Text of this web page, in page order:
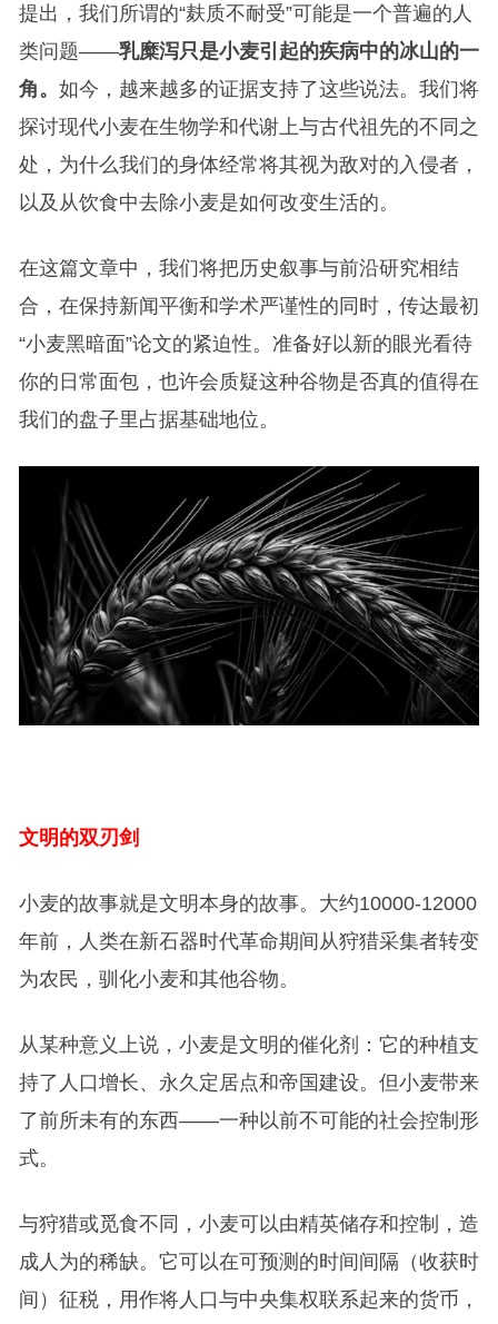
提出，我们所谓的“麸质不耐受”可能是一个普遍的人
类问题——乳糜泻只是小麦引起的疾病中的冰山的一
角。 如今，越来越多的证据支持了这些说法。我们将
探讨现代小麦在生物学和代谢上与古代祖先的不同之
处，为什么我们的身体经常将其视为敌对的入侵者，
以及从饮食中去除小麦是如何改变生活的。
在这篇文章中，我们将把历史叙事与前沿研究相结
合，在保持新闻平衡和学术严谨性的同时，传达最初
“小麦黑暗面”论文的紧迫性。准备好以新的眼光看待
你的日常面包，也许会质疑这种谷物是否真的值得在
我们的盘子里占据基础地位。
文明的双刃剑
小麦的故事就是文明本身的故事。大约10000-12000
年前，人类在新石器时代革命期间从狩猎采集者转变
为农民，驯化小麦和其他谷物。
从某种意义上说，小麦是文明的催化剂：它的种植支
持了人口增长、永久定居点和帝国建设。但小麦带来
了前所未有的东西——一种以前不可能的社会控制形
式。
与狩猎或觅食不同，小麦可以由精英储存和控制，造
成人为的稀缺。它可以在可预测的时间间隔（收获时
间）征税，用作将人口与中央集权联系起来的货币，